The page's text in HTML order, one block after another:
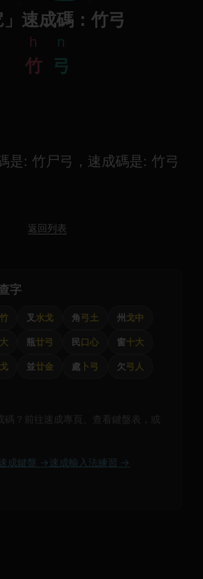
」速成碼：竹弓
h
竹
n
弓
是: 竹尸弓，速成碼是: 竹弓
返回列表
字
叉 水戈 角弓土 州 戈中
瓶廿弓 民口心 窗十大
並廿金 處 卜弓 欠弓人
碼？前往速成專頁、查看鍵盤表，或
速成鍵盤 → 速成輸入法練習 →